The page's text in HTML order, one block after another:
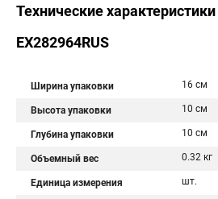
Технические
EX282964RUS
Ширина упаковки 16 см
Высота упаковки 10 см
Глубина упаковки 10 см
Объемный вес 0.32 кг
Единица измерения шт.